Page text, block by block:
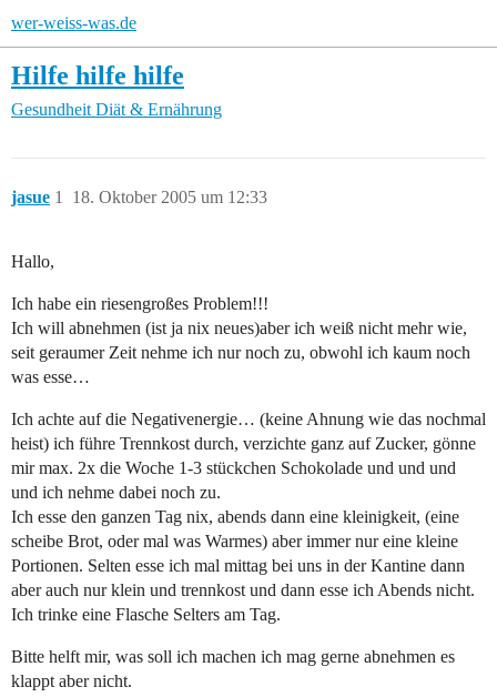
wer-weiss-was.de
Hilfe hilfe hilfe
Gesundheit Diät & Ernährung
jasue 18. Oktober 2005 um 12:33
1
Hallo,
Ich habe ein riesengroßes Problem!!!
Ich will abnehmen (ist ja nix neues)aber ich weiß nicht mehr wie,
seit geraumer Zeit nehme ich nur noch zu, obwohl ich kaum noch
was esse…
Ich achte auf die Negativenergie… (keine Ahnung wie das nochmal
heist) ich führe Trennkost durch, verzichte ganz auf Zucker, gönne
mir max. 2x die Woche 1-3 stückchen Schokolade und und und
und ich nehme dabei noch zu.
Ich esse den ganzen Tag nix, abends dann eine kleinigkeit, (eine
scheibe Brot, oder mal was Warmes) aber immer nur eine kleine
Portionen. Selten esse ich mal mittag bei uns in der Kantine dann
aber auch nur klein und trennkost und dann esse ich Abends nicht.
Ich trinke eine Flasche Selters am Tag.
Bitte helft mir, was soll ich machen ich mag gerne abnehmen es
klappt aber nicht.